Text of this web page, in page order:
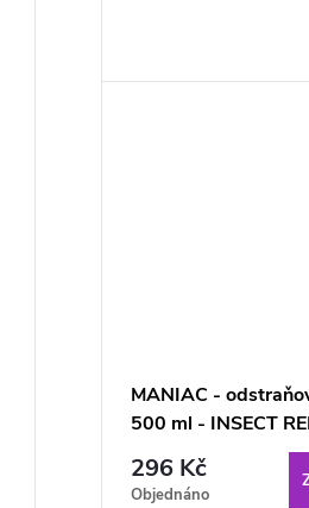
ů
u
MANIAC -
500 ml - INSECT
296 Kč
Objednáno